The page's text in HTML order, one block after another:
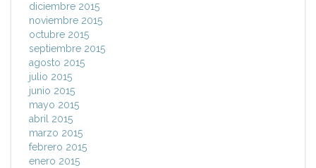
diciembre 2015
noviembre 2015
octubre 2015
septiembre 2015
agosto 2015
julio 2015
junio 2015
mayo 2015
abril 2015
marzo 2015
febrero 2015
enero 2015